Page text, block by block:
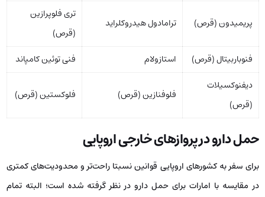
پریمیدون (قرص) ترامادول هیدروکلراید
تری فلوپرازین
(قرص)
فنوباربیتال (قرص)
استازولام
فنی توئین کامپاند
دیفنوکسیلات
(قرص)
فلوفنازین (قرص) فلوکستین (قرص)
حمل دارو در پروازهای خارجی اروپایی
برای سفر به کشورهای اروپایی قوانین نسبتا راحت‌تر و محدودیت‌های کمتری
در مقایسه با امارات برای حمل دارو در نظر گرفته شده است؛ البته تمام